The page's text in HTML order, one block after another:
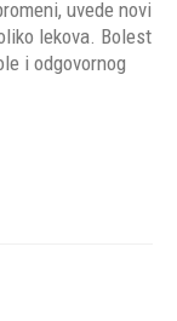
uvede novi
lekova. Bolest
i odgovornog